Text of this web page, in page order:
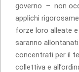
governo – non
applichi
forze loro alleate
saranno allontanati
concentrati per il
collettiva e